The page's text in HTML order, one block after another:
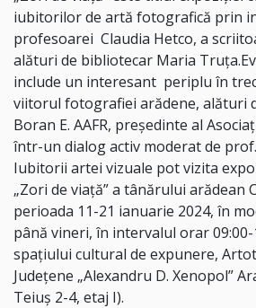
iubitorilor de artă fotografică prin
profesoarei Claudia Hetco, a
alături de bibliotecar Maria
include un interesant periplu în
viitorul fotografiei arădene, alături
Boran E. AAFR, președinte al
într-un dialog activ moderat de
Iubitorii artei vizuale pot vizita
„Zori de viață” a tânărului arădean
perioada 11-21 ianuarie 2024, în
până vineri, în intervalul orar 09:00-
spațiului cultural de expunere,
Județene „Alexandru D. Xenopol”
Teiuș 2-4, etaj I).